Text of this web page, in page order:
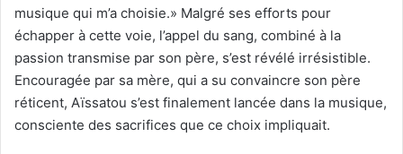
musique qui m’a choisie.» Malgré ses efforts pour
échapper à cette voie, l’appel du sang, combiné à la
passion transmise par son père, s’est révélé irrésistible.
Encouragée par sa mère, qui a su convaincre son père
réticent, Aïssatou s’est finalement lancée dans la musique,
consciente des sacrifices que ce choix impliquait.